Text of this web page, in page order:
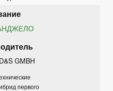
GMBH
первого